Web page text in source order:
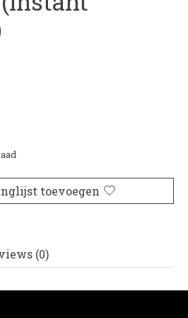
product is
toevoegen
(0)